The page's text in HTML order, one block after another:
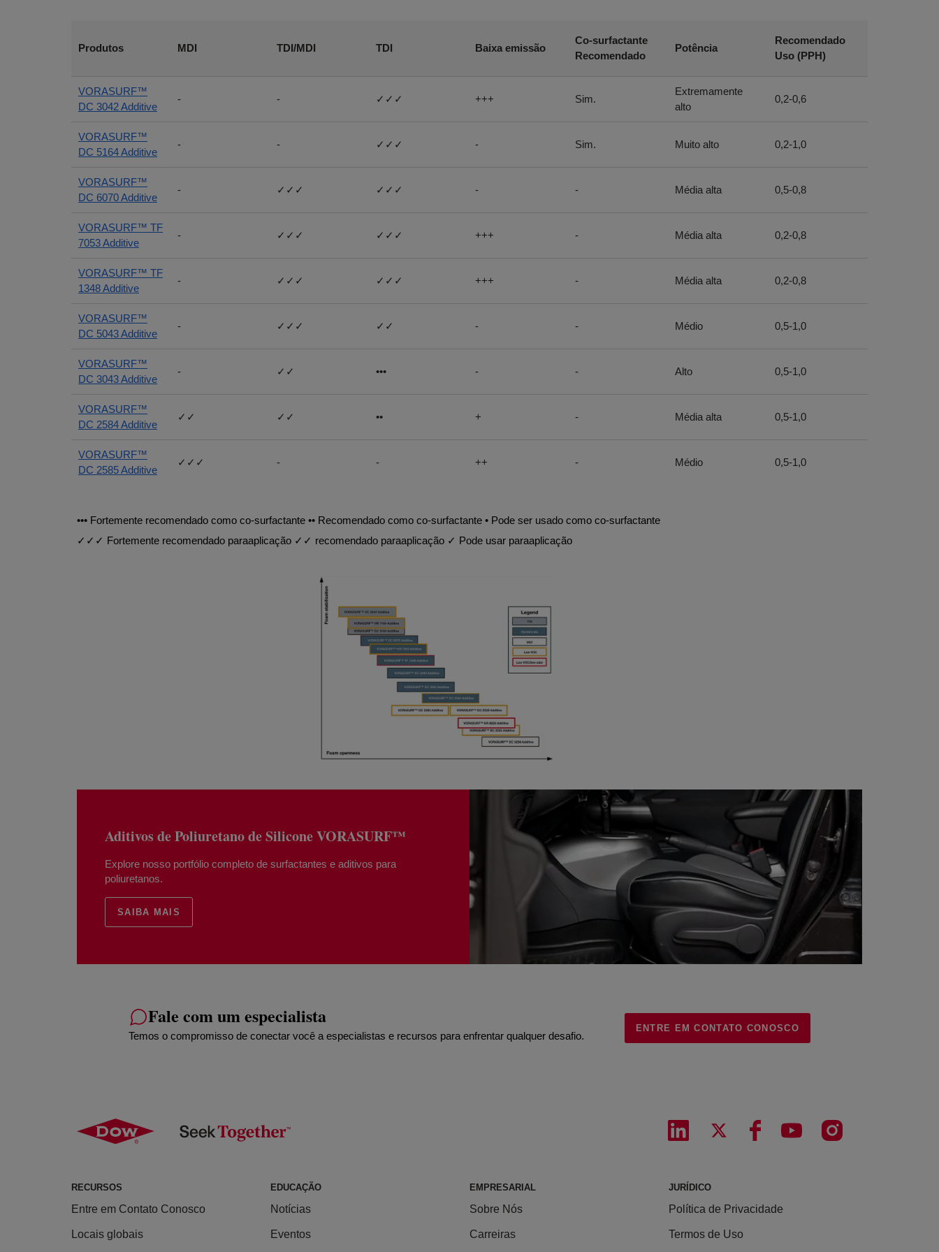
Produtos MDI TDI/MDI TDI Baixa emissão
Co-surfactante
Recomendado
Potência
Recomendado
Uso (PPH)
VORASURF™
DC 3042 Additive
- - ✓✓✓ +++ Sim.
Extremamente
alto
0,2-0,6
VORASURF™
DC 5164 Additive
- - ✓✓✓ - Sim. Muito alto 0,2-1,0
VORASURF™
DC 6070 Additive
- ✓✓✓ ✓✓✓ - - Média alta 0,5-0,8
VORASURF™ TF
7053 Additive
- ✓✓✓ ✓✓✓ +++ - Média alta 0,2-0,8
VORASURF™ TF
1348 Additive
- ✓✓✓ ✓✓✓ +++ - Média alta 0,2-0,8
VORASURF™
DC 5043 Additive
- ✓✓✓ ✓✓ - - Médio 0,5-1,0
VORASURF™
DC 3043 Additive
- ✓✓ ••• - - Alto 0,5-1,0
VORASURF™
DC 2584 Additive
✓✓ ✓✓ •• + - Média alta 0,5-1,0
VORASURF™
DC 2585 Additive
✓✓✓ - - ++ - Médio 0,5-1,0
••• Fortemente recomendado como co-surfactante •• Recomendado como co-surfactante • Pode ser usado como co-surfactante
✓✓✓ Fortemente recomendado paraaplicação ✓✓ recomendado paraaplicação ✓ Pode usar paraaplicação
Aditivos de Poliuretano de Silicone VORASURF™
Explore nosso portfólio completo de surfactantes e aditivos para
poliuretanos.
SAIBA MAIS
Fale com um especialista
Temos o compromisso de conectar você a especialistas e recursos para enfrentar qualquer desafio.
ENTRE EM CONTATO CONOSCO
RECURSOS
Entre em Contato Conosco
Locais globais
EDUCAÇÃO
Notícias
Eventos
EMPRESARIAL
Sobre Nós
Carreiras
JURÍDICO
Política de Privacidade
Termos de Uso